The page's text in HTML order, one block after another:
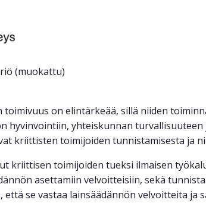
(muokattu)
toimivuus on elintärkeää, sillä niiden
hyvinvointiin, yhteiskunnan
kriittisten toimijoiden tunnistamisesta ja
kriittisen toimijoiden tueksi ilmaisen
asettamiin velvoitteisiin, sekä
että se vastaa lainsäädännön velvoitteita ja